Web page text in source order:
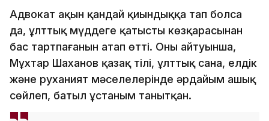
Адвокат ақын қандай қиындыққа тап болса
да, ұлттық мүддеге қатысты көзқарасынан
бас тартпағанын атап өтті. Оның айтуынша,
Мұхтар Шаханов қазақ тілі, ұлттық сана, елдік
және руханият мәселелерінде әрдайым ашық
сөйлеп, батыл ұстаным танытқан.